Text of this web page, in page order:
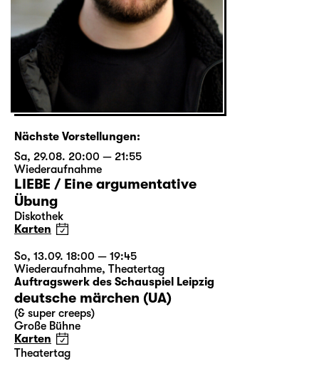
Nächste Vorstellungen:
Sa, 29.08. 20:00 — 21:55
Wiederaufnahme
LIEBE / Eine argumentative
Übung
Diskothek
Karten
So, 13.09. 18:00 — 19:45
Wiederaufnahme, Theatertag
Auftragswerk des Schauspiel Leipzig
deutsche märchen (UA)
(& super creeps)
Große Bühne
Karten
Theatertag